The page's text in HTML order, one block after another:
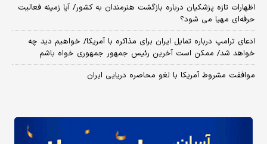
اظهارات تازه پزشکیان درباره بازگشت هنرمندان به کشور/ آیا زمینه فعالیت
حرفه‌ای مهیا می شود؟
ادعای ترامپ درباره تمایل ایران برای مذاکره با آمریکا/ خواهیم دید چه
خواهد شد/ ممکن است آخرین رئیس‌ جمهور جمهوری خواه باشم
موافقت مشروط آمریکا با لغو محاصره دریایی ایران